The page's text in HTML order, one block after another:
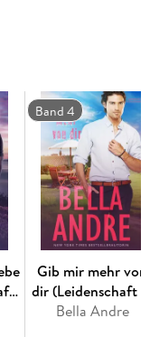
den Heiratsantrag
Doch eine
der sein Land
Seine rohe,
des Verlangens -
und sie weiß, dass es sinnlos wäre, ihm zu widerstehen. . . .
Dramatik und
Ihnen ein
Band 4
Gib mir mehr von
dir (Leidenschaft
Kalifornien)
Bella Andre